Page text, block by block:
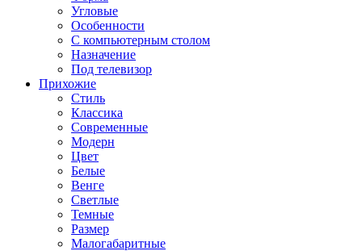
Угловые
Особенности
С компьютерным столом
Назначение
Под телевизор
Прихожие
Стиль
Классика
Современные
Модерн
Цвет
Белые
Венге
Светлые
Темные
Размер
Малогабаритные